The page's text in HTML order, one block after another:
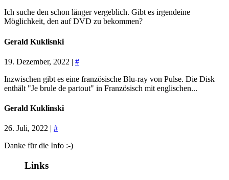
Ich suche den schon länger vergeblich. Gibt es irgendeine
Möglichkeit, den auf DVD zu bekommen?
Gerald Kuklisnki
19. Dezember, 2022 | #
Inzwischen gibt es eine französische Blu-ray von Pulse. Die Disk
enthält "Je brule de partout" in Französisch mit englischen...
Gerald Kuklinski
26. Juli, 2022 | #
Danke für die Info :-)
Links